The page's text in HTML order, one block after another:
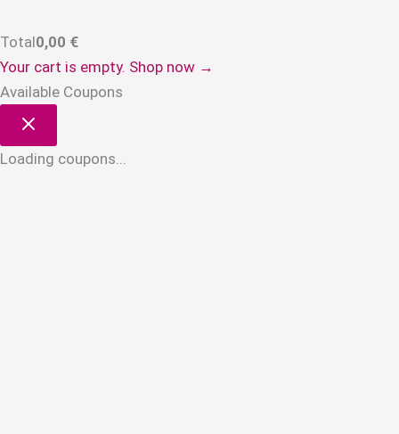
Total0,00 €
Your cart is empty. Shop now →
Available Coupons
Loading coupons...